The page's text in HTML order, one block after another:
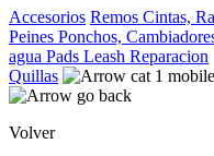
Accesorios Remos Cintas,
Peines Ponchos,
agua Pads Leash Reparacion
Quillas
Volver